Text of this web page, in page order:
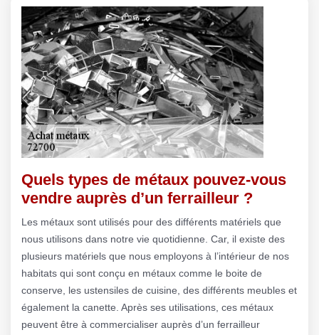
Quels types de métaux pouvez-vous
vendre auprès d’un ferrailleur ?
Les métaux sont utilisés pour des différents matériels que
nous utilisons dans notre vie quotidienne. Car, il existe des
plusieurs matériels que nous employons à l’intérieur de nos
habitats qui sont conçu en métaux comme le boite de
conserve, les ustensiles de cuisine, des différents meubles et
également la canette. Après ses utilisations, ces métaux
peuvent être à commercialiser auprès d’un ferrailleur